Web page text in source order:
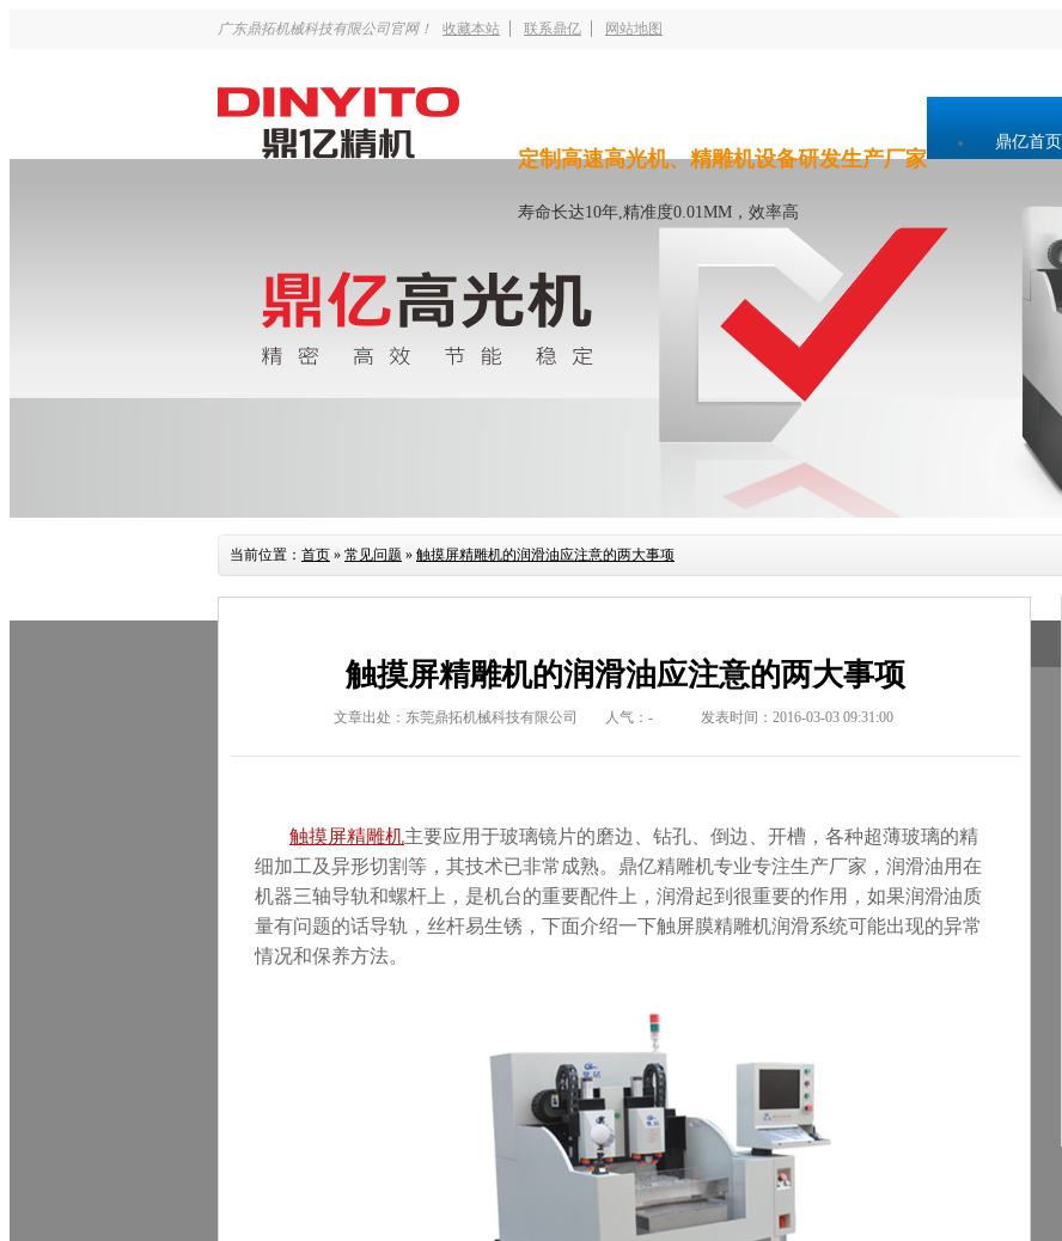
广东鼎拓机械科技有限公司官网！ 收藏本站 联系鼎亿 网站地图
定制高速高光机、精雕机设备研发生产厂家
寿命长达10年,精准度0.01MM，效率高
鼎亿首页
当前位置： 首页 » 常见问题 » 触摸屏精雕机的润滑油应注意的两大事项
触摸屏精雕机的润滑油应注意的两大事项
文章出处：东莞鼎拓机械科技有限公司 人气： - 发表时间：2016-03-03 09:31:00
触摸屏精雕机主要应用于玻璃镜片的磨边、钻孔、倒边、开槽，各种超薄玻璃的精
细加工及异形切割等，其技术已非常成熟。鼎亿精雕机专业专注生产厂家，润滑油用在
机器三轴导轨和螺杆上，是机台的重要配件上，润滑起到很重要的作用，如果润滑油质
量有问题的话导轨，丝杆易生锈，下面介绍一下触屏膜精雕机润滑系统可能出现的异常
情况和保养方法。